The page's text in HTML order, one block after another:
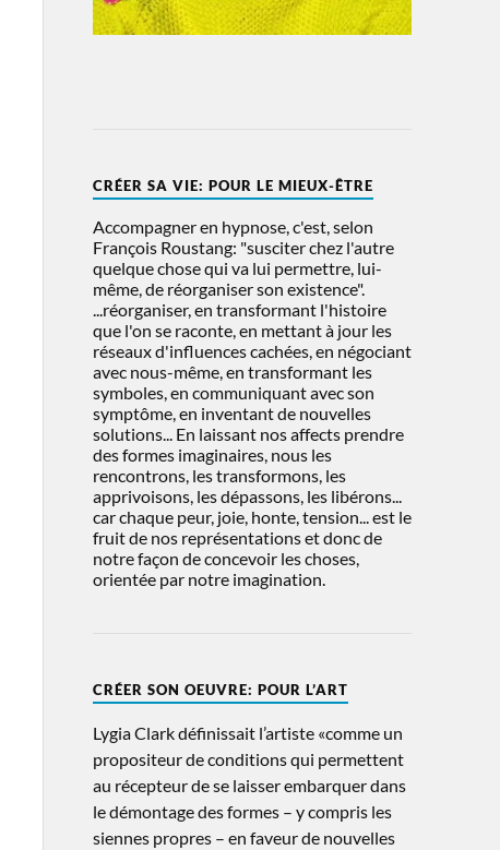
CRÉER SA VIE: POUR LE MIEUX-ÊTRE
Accompagner en hypnose, c'est, selon
François Roustang: "susciter chez l'autre
quelque chose qui va lui permettre, lui-
même, de réorganiser son existence".
...réorganiser, en transformant l'histoire
que l'on se raconte, en mettant à jour les
réseaux d'influences cachées, en négociant
avec nous-même, en transformant les
symboles, en communiquant avec son
symptôme, en inventant de nouvelles
solutions... En laissant nos affects prendre
des formes imaginaires, nous les
rencontrons, les transformons, les
apprivoisons, les dépassons, les libérons...
car chaque peur, joie, honte, tension... est le
fruit de nos représentations et donc de
notre façon de concevoir les choses,
orientée par notre imagination.
CRÉER SON OEUVRE: POUR L’ART
Lygia Clark définissait l’artiste «comme un
propositeur de conditions qui permettent
au récepteur de se laisser embarquer dans
le démontage des formes – y compris les
siennes propres – en faveur de nouvelles